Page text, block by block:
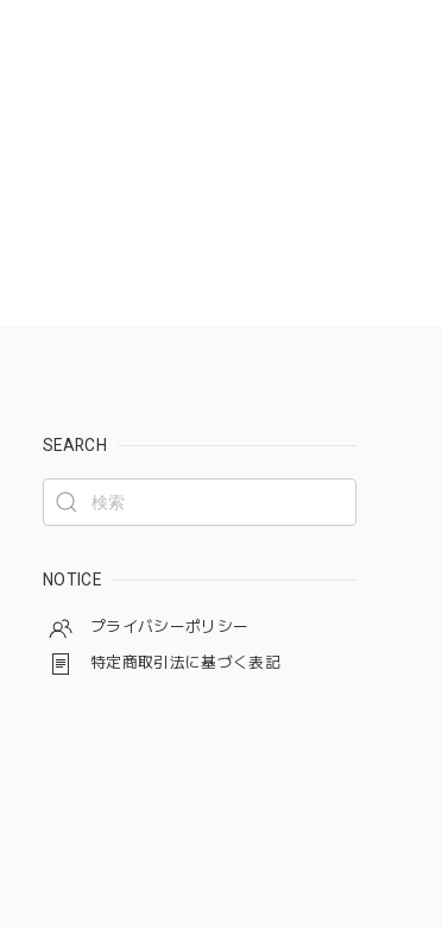
SEARCH
NOTICE
プライバシーポリシー
特定商取引法に基づく表記